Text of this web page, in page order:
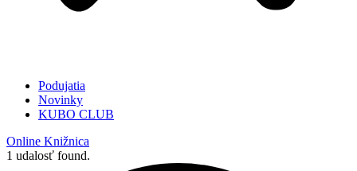
Podujatia
Novinky
KUBO CLUB
Online Knižnica
1 udalosť found.